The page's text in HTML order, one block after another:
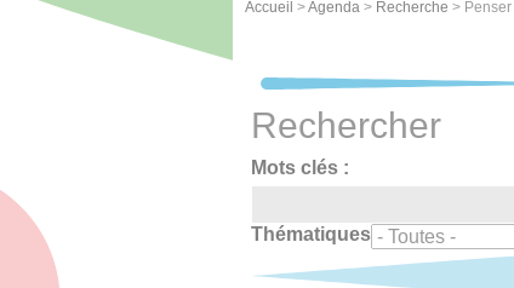
Accueil >Agenda > Recherche >
Rechercher
Mots clés :
Thématiques